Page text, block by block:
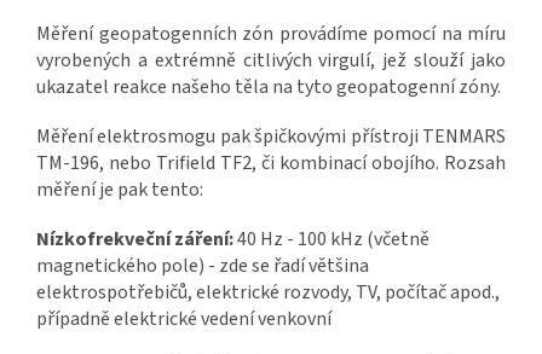
Měření geopatogenních zón provádíme pomocí na míru
vyrobených a extrémně citlivých virgulí, jež slouží jako
ukazatel reakce našeho těla na tyto geopatogenní zóny.
Měření elektrosmogu pak špičkovými přístroji TENMARS
TM-196, nebo Trifield TF2, či kombinací obojího. Rozsah
měření je pak tento:
Nízkofrekveční záření:40 Hz - 100 kHz (včetně
magnetického pole) - zde se řadí většina
elektrospotřebičů, elektrické rozvody, TV, počítač apod.,
případně elektrické vedení venkovní